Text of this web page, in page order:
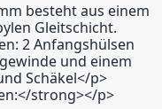
besteht aus einem
Gleitschicht.
2 Anfangshülsen
und einem
Schäkel</p>
strong></p>